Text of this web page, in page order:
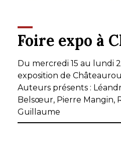
Foire expo à
Du mercredi 15 au lundi
exposition de
Auteurs présents :
Belsœur, Pierre Mangin,
Guillaume